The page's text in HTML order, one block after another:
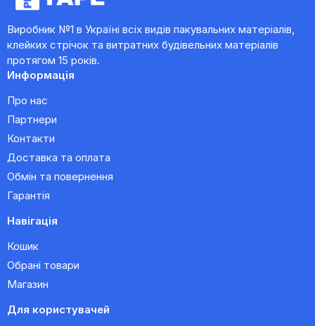
Виробник №1 в Україні всіх видів пакувальних матеріалів,
клейких стрічок та витратних будівельних матеріалів
протягом 15 років.
Информація
Про нас
Партнери
Контакти
Доставка та оплата
Обмін та повернення
Гарантія
Навігація
Кошик
Обрані товари
Магазин
Для користувачей